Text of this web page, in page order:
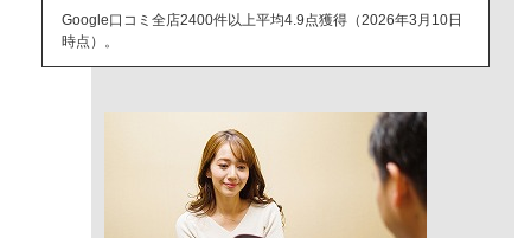
Google口コミ全店2400件以上平均4.9点獲得（2026年3月10日
時点）。